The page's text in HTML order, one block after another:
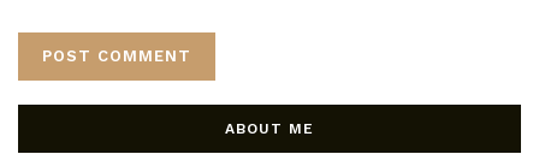
ABOUT ME